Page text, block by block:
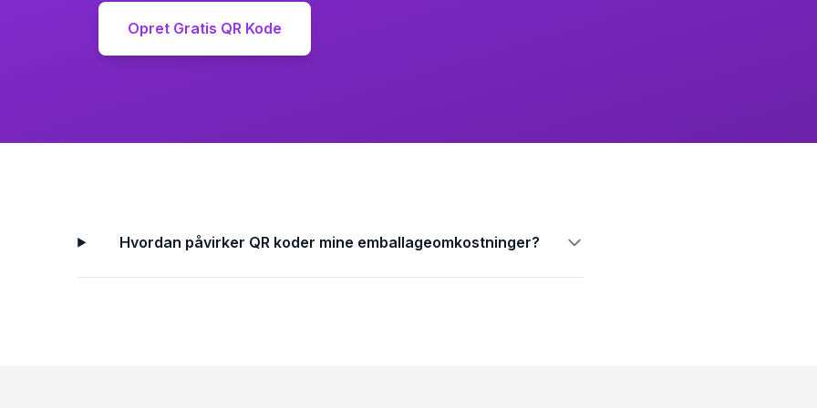
Opret Gratis QR Kode
Hvordan påvirker QR koder mine emballageomkostninger?